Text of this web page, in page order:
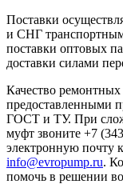
Поставки
и СНГ
поставки оптовых
доставки силами
Качество ремонтных
предоставленными
ГОСТ и ТУ. При
муфт звоните +7
электронную почту
info@evropump.ru.
помочь в решении